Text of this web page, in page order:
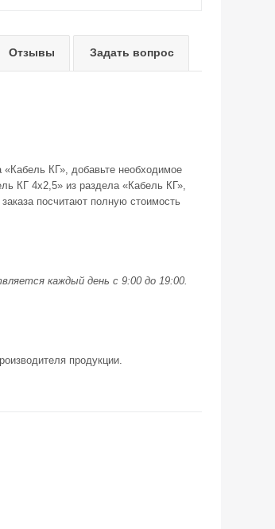
Отзывы Задать вопрос
КГ», добавьте необходимое
КГ 4x2,5» из раздела «Кабель КГ»,
посчитают полную стоимость
каждый день с 9:00 до 19:00.
продукции.